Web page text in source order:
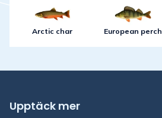
Arctic char European perch
Upptäck mer